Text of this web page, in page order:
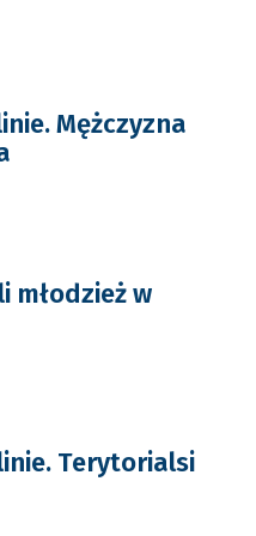
Mężczyzna
młodzież w
Terytorialsi